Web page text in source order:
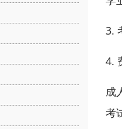
3.
4.
成
考